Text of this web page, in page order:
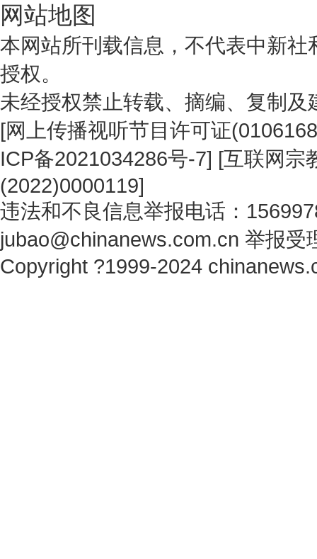
网站地图
本网站所刊载信息，不代表中新
授权。
未经授权禁止转载、摘编、复制
[网上传播视听节目许可证
ICP备2021034286号-7] [互联网宗
(2022)0000119]
违法和不良信息举报电话：
jubao@chinanews.com.cn 举报受
Copyright ?1999-2024